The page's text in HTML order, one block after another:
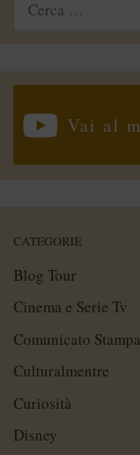
Vai al
CATEGORIE
Blog Tour
Cinema e Serie Tv
Comunicato Stampa
Culturalmentre
Curiosità
Disney